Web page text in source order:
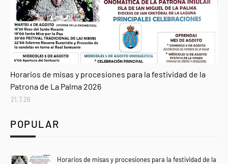
Horarios de misas y procesiones para la festividad de la
Patrona de La Palma 2026
21.7.26
POPULAR
Horarios de misas y procesiones para la festividad de la